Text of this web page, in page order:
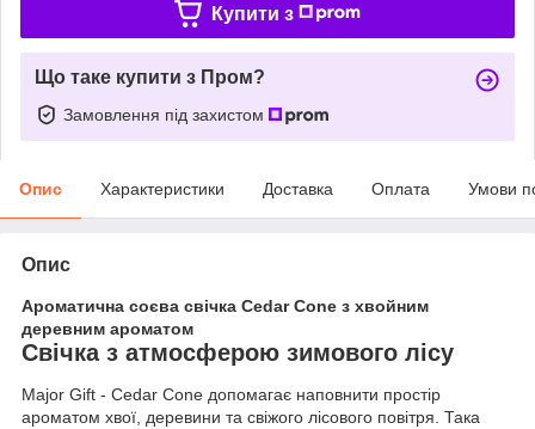
Купити з
Що таке купити з Пром?
Замовлення під захистом
Опис Характеристики Доставка Оплата Умови
Опис
Ароматична соєва свічка Cedar Cone з хвойним
деревним ароматом
Свічка з атмосферою зимового лісу
Major Gift - Cedar Cone допомагає наповнити простір
ароматом хвої, деревини та свіжого лісового повітря. Така